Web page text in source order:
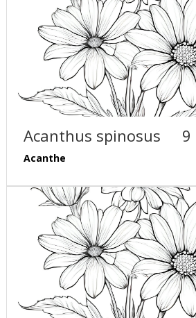
Acanthus spinosus 9
Acanthe